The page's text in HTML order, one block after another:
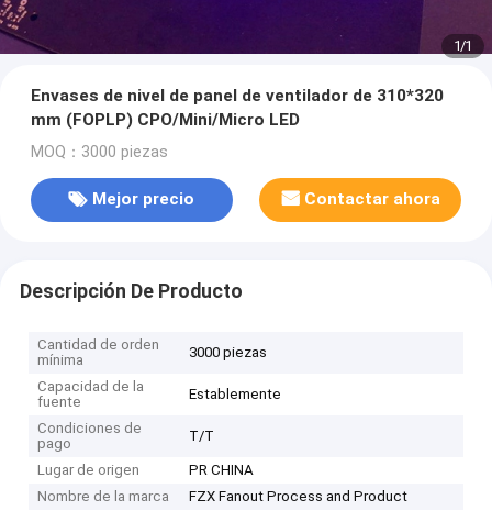
1/1
Envases de nivel de panel de ventilador de 310*320
mm (FOPLP) CPO/Mini/Micro LED
MOQ：3000 piezas
Mejor precio Contactar ahora
Descripción De Producto
Cantidad de orden
mínima
3000 piezas
Capacidad de la
fuente
Establemente
Condiciones de
pago
T/T
Lugar de origen
PR CHINA
Nombre de la marca
FZX Fanout Process and Product